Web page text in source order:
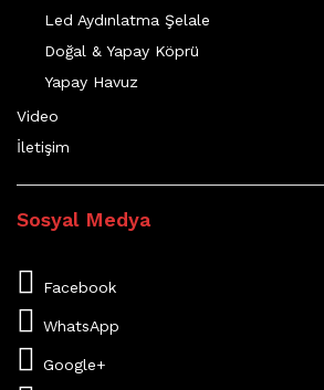
Led Aydınlatma Şelale
Doğal & Yapay Köprü
Yapay Havuz
Video
İletişim
Sosyal Medya
Facebook
WhatsApp
Google+